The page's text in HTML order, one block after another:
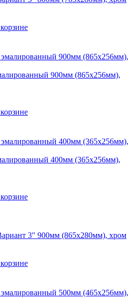
900мм (865х256мм),
400мм (365х256мм),
3" 900мм (865х280мм), хром